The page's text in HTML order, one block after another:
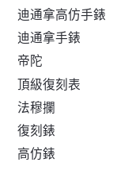
迪通拿高仿手錶
迪通拿手錶
帝陀
頂級復刻表
法穆攔
復刻錶
高仿錶